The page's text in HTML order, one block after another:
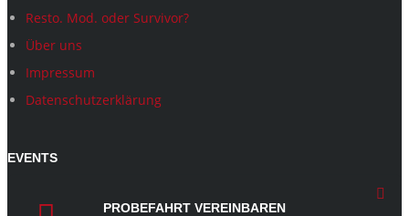
Resto. Mod. oder Survivor?
Über uns
Impressum
Datenschutzerklärung
EVENTS
PROBEFAHRT VEREINBAREN